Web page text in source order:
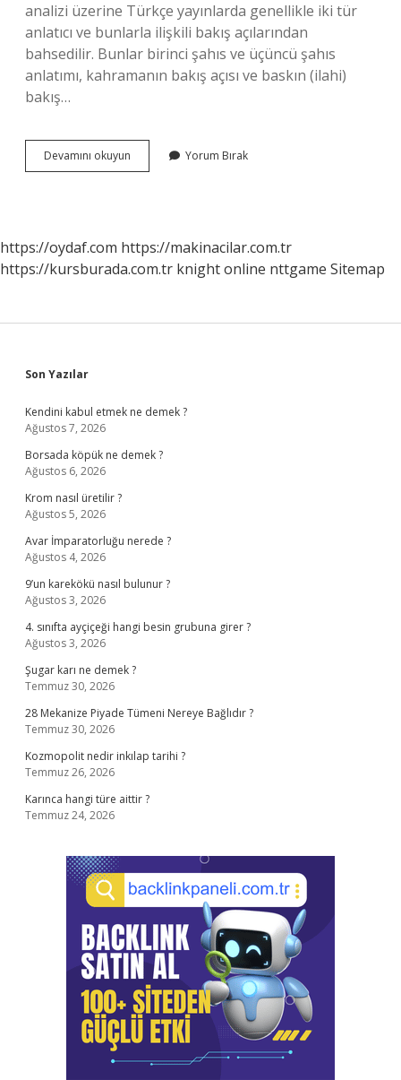
analizi üzerine Türkçe yayınlarda genellikle iki tür
anlatıcı ve bunlarla ilişkili bakış açılarından
bahsedilir. Bunlar birinci şahıs ve üçüncü şahıs
anlatımı, kahramanın bakış açısı ve baskın (ilahi)
bakış…
Devamını okuyun
Açıları
Yorum Bırak
https://oydaf.com https://makinacilar.com.tr
https://kursburada.com.tr knight online nttgame Sitemap
Sidebar
Son Yazılar
Kendini kabul etmek ne demek ?
Ağustos 7, 2026
Borsada köpük ne demek ?
Ağustos 6, 2026
Krom nasıl üretilir ?
Ağustos 5, 2026
Avar İmparatorluğu nerede ?
Ağustos 4, 2026
9’un karekökü nasıl bulunur ?
Ağustos 3, 2026
4. sınıfta ayçiçeği hangi besin grubuna girer ?
Ağustos 3, 2026
Şugar karı ne demek ?
Temmuz 30, 2026
28 Mekanize Piyade Tümeni Nereye Bağlıdır ?
Temmuz 30, 2026
Kozmopolit nedir inkılap tarihi ?
Temmuz 26, 2026
Karınca hangi türe aittir ?
Temmuz 24, 2026